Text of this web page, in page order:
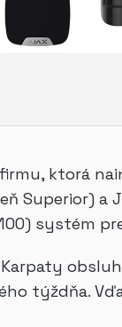
ktorá
Superior) a
systém
Karpaty
týždňa.